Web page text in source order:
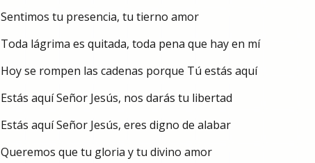
Sentimos tu presencia, tu tierno amor
Toda lágrima es quitada, toda pena que hay en mí
Hoy se rompen las cadenas porque Tú estás aquí
Estás aquí Señor Jesús, nos darás tu libertad
Estás aquí Señor Jesús, eres digno de alabar
Queremos que tu gloria y tu divino amor